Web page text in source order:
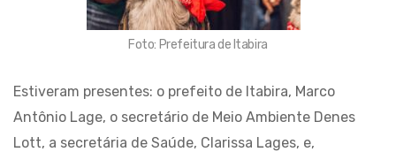
Foto: Prefeitura de Itabira
Estiveram presentes: o prefeito de Itabira, Marco
Antônio Lage, o secretário de Meio Ambiente Denes
Lott, a secretária de Saúde, Clarissa Lages, e,